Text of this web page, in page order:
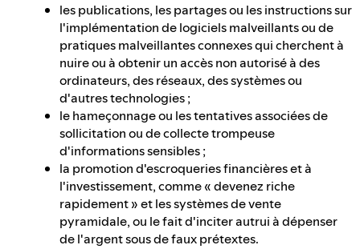
les publications, les partages ou les instructions sur
l'implémentation de logiciels malveillants ou de
pratiques malveillantes connexes qui cherchent à
nuire ou à obtenir un accès non autorisé à des
ordinateurs, des réseaux, des systèmes ou
d'autres technologies ;
le hameçonnage ou les tentatives associées de
sollicitation ou de collecte trompeuse
d'informations sensibles ;
la promotion d'escroqueries financières et à
l'investissement, comme « devenez riche
rapidement » et les systèmes de vente
pyramidale, ou le fait d'inciter autrui à dépenser
de l'argent sous de faux prétextes.